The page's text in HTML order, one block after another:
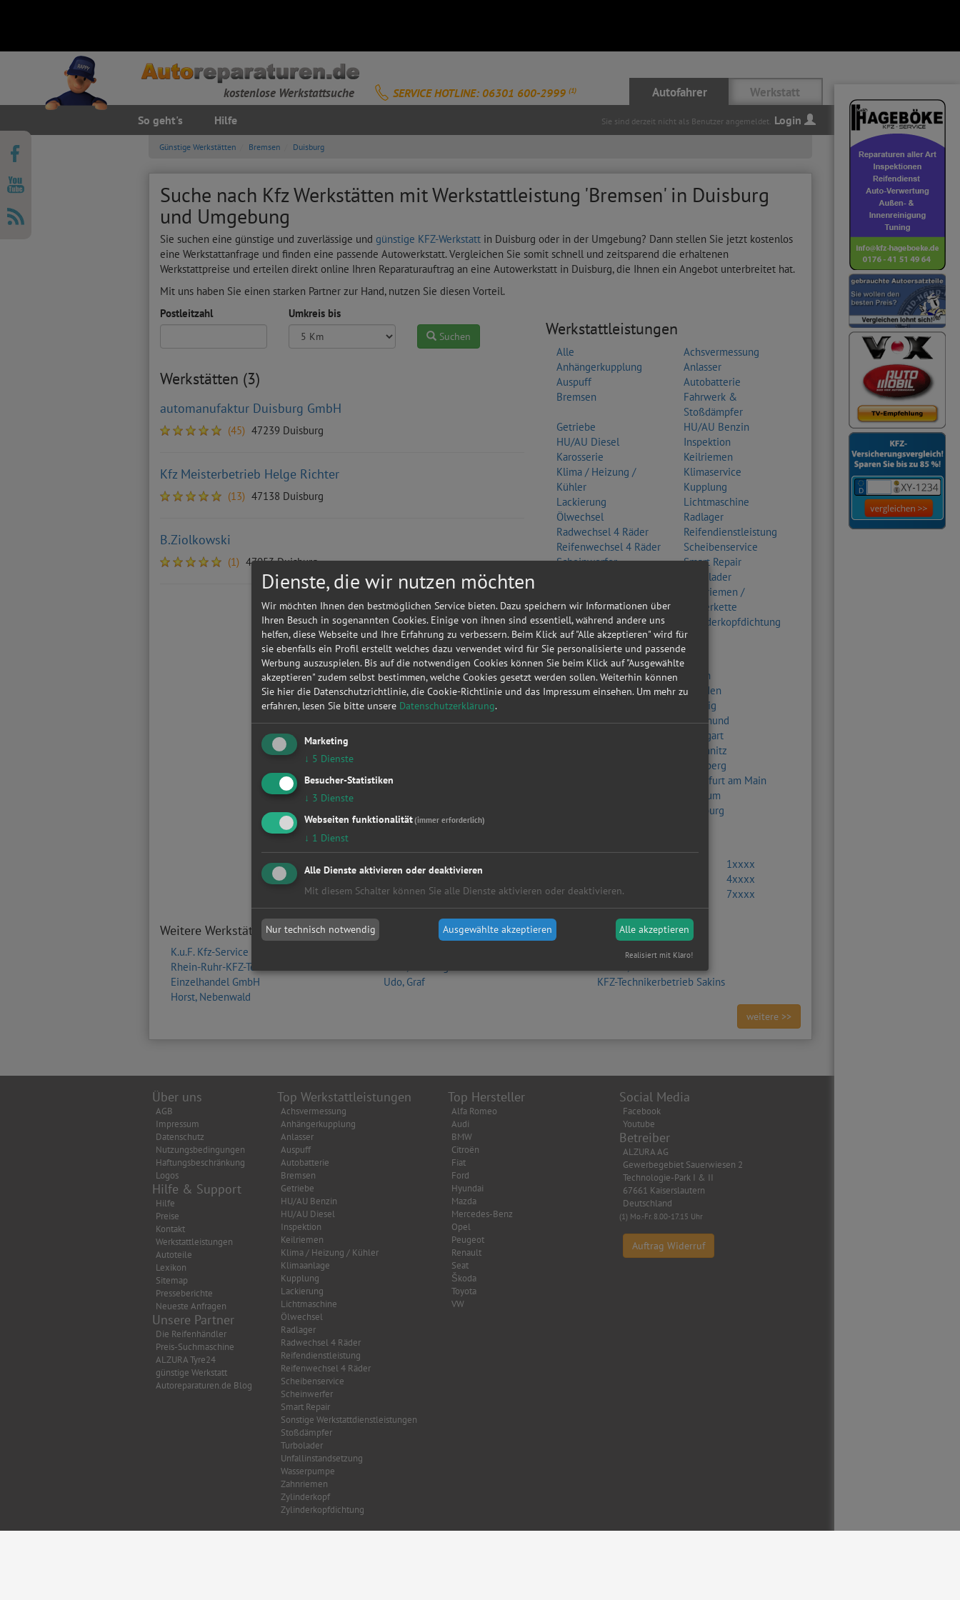
kostenlose Werkstattsuche SERVICE HOTLINE: 06301 600-2999 (1) Autofahrer Werkstatt
So geht's Hilfe Sie sind derzeit nicht als Benutzer angemeldet. Login
Günstige Werkstätten Bremsen Duisburg
Suche nach Kfz Werkstätten mit Werkstattleistung 'Bremsen' in Duisburg
und Umgebung
Sie suchen eine günstige und zuverlässige und günstige KFZ-Werkstattin Duisburg oder in der Umgebung? Dann stellen Sie jetzt kostenlos
eine Werkstattanfrage und finden eine passende Autowerkstatt. Vergleichen Sie somit schnell und zeitsparend die erhaltenen
Werkstattpreise und erteilen direkt online Ihren Reparaturauftrag an eine Autowerkstatt in Duisburg, die Ihnen ein Angebot unterbreitet hat.
Mit uns haben Sie einen starken Partner zur Hand, nutzen Sie diesen Vorteil.
Postleitzahl
Umkreis bis
Suchen
Werkstätten (3)
automanufaktur Duisburg GmbH
(45) 47239 Duisburg
Kfz Meisterbetrieb Helge Richter
(13) 47138 Duisburg
B.Ziolkowski
(1) 47053 Duisburg
Werkstattleistungen
Alle
Achsvermessung
Anhängerkupplung
Anlasser
Auspuff
Autobatterie
Bremsen
Fahrwerk &
Stoßdämpfer
Getriebe
HU/AU Benzin
HU/AU Diesel
Inspektion
Karosserie
Keilriemen
Klima / Heizung /
Kühler
Klimaservice
Kupplung
Lackierung
Lichtmaschine
Ölwechsel
Radlager
Radwechsel 4 Räder
Reifendienstleistung
Reifenwechsel 4 Räder
Scheibenservice
Scheinwerfer
Smart Repair
Turbolader
Zahnriemen /
Steuerkette
Zylinderkopf
Zylinderkopfdichtung
Orte
Alle
Berlin
Hamburg
Dresden
Leipzig
Düsseldorf
Dortmund
Stuttgart
Chemnitz
Nürnberg
Frankfurt am Main
Bochum
Duisburg
1xxxx
4xxxx
5xxxx
7xxxx
8xxxx
9xxxx
Weitere Werkstätten in der Umgebung Duisburg
K.u.F. Kfz-Service GmbH
Peter, Pickartz
Rhein-Ruhr-KFZ-Teile Groß- und
Einzelhandel GmbH
Udo, Graf
KFZ-Technikerbetrieb Sakins
Horst, Nebenwald
weitere >>
Über uns
AGB
Impressum
Datenschutz
Nutzungsbedingungen
Haftungsbeschränkung
Logos
Hilfe & Support
Hilfe
Preise
Kontakt
Werkstattleistungen
Autoteile
Lexikon
Sitemap
Presseberichte
Neueste Anfragen
Unsere Partner
Die Reifenhändler
Preis-Suchmaschine
ALZURA Tyre24
günstige Werkstatt
Autoreparaturen.de Blog
Top Werkstattleistungen
Achsvermessung
Anhängerkupplung
Anlasser
Auspuff
Autobatterie
Bremsen
Getriebe
HU/AU Benzin
HU/AU Diesel
Inspektion
Keilriemen
Klima / Heizung / Kühler
Klimaanlage
Kupplung
Lackierung
Lichtmaschine
Ölwechsel
Radlager
Radwechsel 4 Räder
Reifendienstleistung
Reifenwechsel 4 Räder
Scheibenservice
Scheinwerfer
Smart Repair
Sonstige Werkstattdienstleistungen
Stoßdämpfer
Turbolader
Unfallinstandsetzung
Wasserpumpe
Zahnriemen
Zylinderkopf
Zylinderkopfdichtung
Top Hersteller
Alfa Romeo
Audi
BMW
Citroën
Fiat
Ford
Hyundai
Mazda
Mercedes-Benz
Opel
Peugeot
Renault
Seat
Škoda
Toyota
VW
Social Media
Facebook
Youtube
Betreiber
ALZURA AG
Gewerbegebiet Sauerwiesen 2
Technologie-Park I & II
67661 Kaiserslautern
Deutschland
(1) Mo.-Fr. 8.00-17.15 Uhr
Auftrag Widerruf
Dienste, die wir nutzen möchten
Wir möchten Ihnen den bestmöglichen Service bieten. Dazu speichern wir Informationen über
Ihren Besuch in sogenannten Cookies. Einige von ihnen sind essentiell, während andere uns
helfen, diese Webseite und Ihre Erfahrung zu verbessern. Beim Klick auf "Alle akzeptieren" wird für
sie ebenfalls ein Profil erstellt welches dazu verwendet wird für Sie personalisierte und passende
Werbung auszuspielen. Bis auf die notwendigen Cookies können Sie beim Klick auf "Ausgewählte
akzeptieren" zudem selbst bestimmen, welche Cookies gesetzt werden sollen. Weiterhin können
Sie hier die Datenschutzrichtlinie, die Cookie-Richtlinie und das Impressum einsehen. Um mehr zu
erfahren, lesen Sie bitte unsere Datenschutzerklärung.
Marketing
↓ 5 Dienste
Besucher-Statistiken
↓ 3 Dienste
Webseiten funktionalität(immer erforderlich)
↓ 1 Dienst
Alle Dienste aktivieren oder deaktivieren
Mit diesem Schalter können Sie alle Dienste aktivieren oder deaktivieren.
Nur technisch notwendig Ausgewählte akzeptieren Alle akzeptieren
Realisiert mit Klaro!